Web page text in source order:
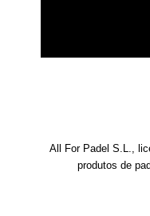
All For Padel S.L.,
produtos de